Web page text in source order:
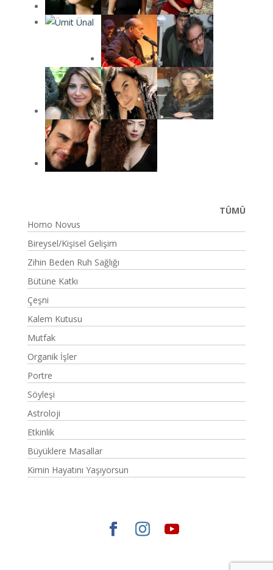
TÜMÜ
Homo Novus
Bireysel/Kişisel Gelişim
Zihin Beden Ruh Sağlığı
Bütüne Katkı
Çeşni
Kalem Kutusu
Mutfak
Organik İşler
Portre
Söyleşi
Astroloji
Etkinlik
Büyüklere Masallar
Kimin Hayatını Yaşıyorsun